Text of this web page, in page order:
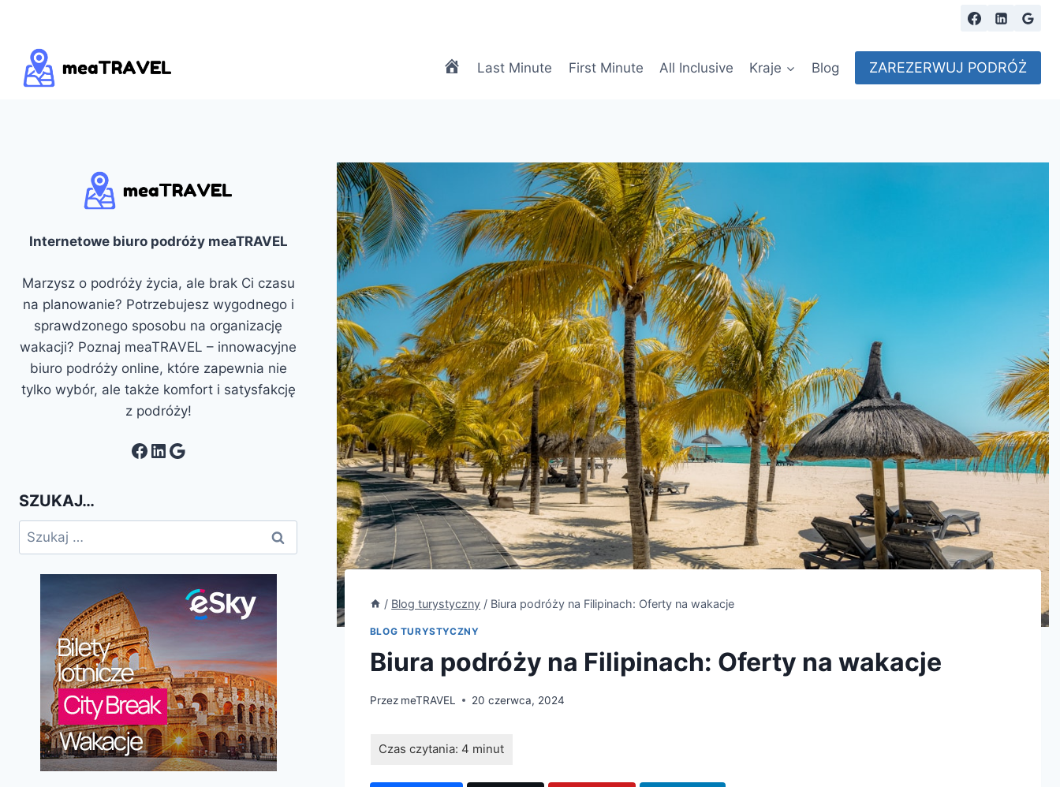
treści
meTRAVEL
Turystyczne
Online
Last Minute First Minute All Inclusive Kraje Blog ZAREZERWUJ PODRÓŻ
/ Blog turystyczny / Biura podróży na Filipinach: Oferty na wakacje
BLOG TURYSTYCZNY
Biura podróży na Filipinach: Oferty na wakacje
Przez meTRAVEL 20 czerwca, 2024
Internetowe biuro podróży meaTRAVEL
Marzysz o podróży życia, ale brak Ci czasu
na planowanie? Potrzebujesz wygodnego i
sprawdzonego sposobu na organizację
wakacji? Poznaj meaTRAVEL – innowacyjne
biuro podróży online, które zapewnia nie
tylko wybór, ale także komfort i satysfakcję
z podróży!
Facebook
LinkedIn
Google
SZUKAJ…
Szukaj: